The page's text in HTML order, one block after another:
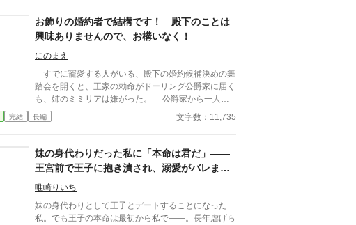
かせ、ユリアナの癒しの力を濁らせていた。 そんな
時に圧倒的な力を持つ上級魔物が、王国北部に襲来す
る。 ユリアナは全力を尽くしたものの、多くの犠牲
を出してしまった。 ユリアナはその責任を押し付け
られ、大聖女の称号を剥奪される。リッドからの婚約
破棄に加え、王都からの追放を命じられた。 それか
ら一年。ユリアナはユーリと名を改め、顔を隠し、新
たな職に就いていた。
お飾りの婚約者で結構です！ 殿下のことは
興味ありませんので、お構いなく！
にのまえ
すでに寵愛する人がいる、殿下の婚約候補決めの舞
踏会を開くと、王家の勅命がドーリング公爵家に届く
も、姉のミミリアは嫌がった。 公爵家から一人娘
という言葉に、舞踏会に参加することになった、ドー
リング公爵家の次女・ミーシャ。 家族の中で“役立
女の唯一の望みは――「舞踏会で、美味しい料理を食
べること」。 だが、そんな慎ましい願いとは裏腹
に、 舞踏会の夜、思いもよらぬ出来事が起こりミ
ーシャは前世、読んでいた小説の世界だと気付く。
完結 長編 文字数：11,735
妹の身代わりだった私に「本命は君だ」――
王宮前で王子に抱き潰され、溺愛がバレまし
た。～私が虐げられるきっかけになった少年
唯崎りいち
妹の身代わりとして王子とデートすることになった
私。でも王子の本命は最初から私で――。長年虐げら